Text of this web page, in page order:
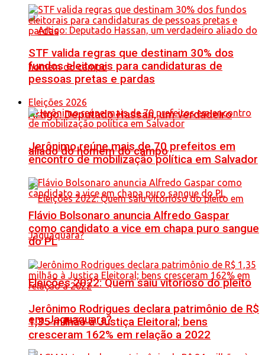
Artigo: Deputado Hassan, um verdadeiro
aliado do homem do campo
Eleições 2022: Quem saiu vitorioso do pleito
em Jaguaquara?
STF valida regras que destinam 30% dos
fundos eleitorais para candidaturas de
pessoas pretas e pardas
Eleições 2026
Jerônimo reúne mais de 70 prefeitos em
encontro de mobilização política em Salvador
Flávio Bolsonaro anuncia Alfredo Gaspar
como candidato a vice em chapa puro sangue
do PL
Jerônimo Rodrigues declara patrimônio de R$
1,35 milhão à Justiça Eleitoral; bens
cresceram 162% em relação a 2022